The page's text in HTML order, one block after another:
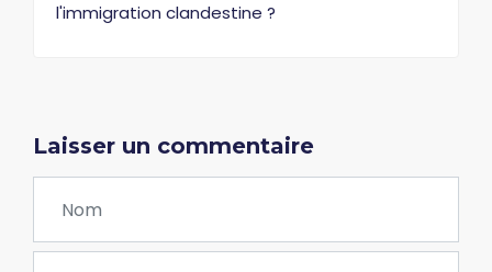
l'immigration clandestine ?
Laisser un commentaire